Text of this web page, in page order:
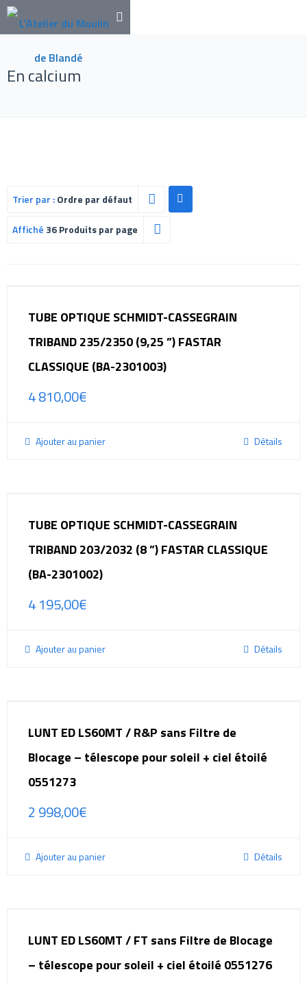
En calcium
Trier par :Ordre par défaut
Affiché 36 Produits par page
TUBE OPTIQUE SCHMIDT-CASSEGRAIN
TRIBAND 235/2350 (9,25 ”) FASTAR
CLASSIQUE (BA-2301003)
4 810,00€
Ajouter au panier Détails
TUBE OPTIQUE SCHMIDT-CASSEGRAIN
TRIBAND 203/2032 (8 ”) FASTAR CLASSIQUE
(BA-2301002)
4 195,00€
Ajouter au panier Détails
LUNT ED LS60MT / R&P sans Filtre de
Blocage – télescope pour soleil + ciel étoilé
0551273
2 998,00€
Ajouter au panier Détails
LUNT ED LS60MT / FT sans Filtre de Blocage
– télescope pour soleil + ciel étoilé 0551276